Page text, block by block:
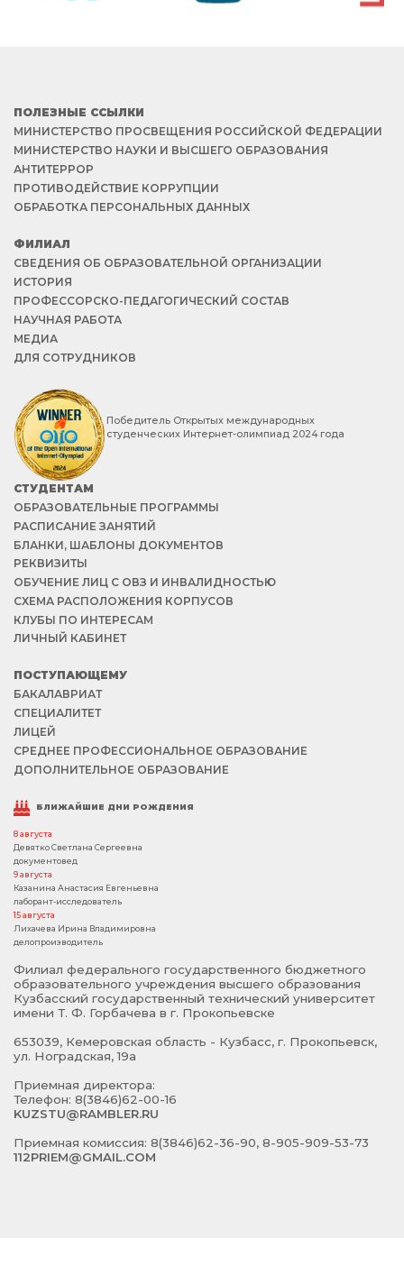
ПОЛЕЗНЫЕ ССЫЛКИ
МИНИСТЕРСТВО ПРОСВЕЩЕНИЯ РОССИЙСКОЙ ФЕДЕРАЦИИ
МИНИСТЕРСТВО НАУКИ И ВЫСШЕГО ОБРАЗОВАНИЯ
АНТИТЕРРОР
ПРОТИВОДЕЙСТВИЕ КОРРУПЦИИ
ОБРАБОТКА ПЕРСОНАЛЬНЫХ ДАННЫХ
ФИЛИАЛ
СВЕДЕНИЯ ОБ ОБРАЗОВАТЕЛЬНОЙ ОРГАНИЗАЦИИ
ИСТОРИЯ
ПРОФЕССОРСКО-ПЕДАГОГИЧЕСКИЙ СОСТАВ
НАУЧНАЯ РАБОТА
МЕДИА
ДЛЯ СОТРУДНИКОВ
Победитель Открытых международных
студенческих Интернет-олимпиад 2024 года
СТУДЕНТАМ
ОБРАЗОВАТЕЛЬНЫЕ ПРОГРАММЫ
РАСПИСАНИЕ ЗАНЯТИЙ
БЛАНКИ, ШАБЛОНЫ ДОКУМЕНТОВ
РЕКВИЗИТЫ
ОБУЧЕНИЕ ЛИЦ С ОВЗ И ИНВАЛИДНОСТЬЮ
СХЕМА РАСПОЛОЖЕНИЯ КОРПУСОВ
КЛУБЫ ПО ИНТЕРЕСАМ
ЛИЧНЫЙ КАБИНЕТ
ПОСТУПАЮЩЕМУ
БАКАЛАВРИАТ
СПЕЦИАЛИТЕТ
ЛИЦЕЙ
СРЕДНЕЕ ПРОФЕССИОНАЛЬНОЕ ОБРАЗОВАНИЕ
ДОПОЛНИТЕЛЬНОЕ ОБРАЗОВАНИЕ
БЛИЖАЙШИЕ ДНИ РОЖДЕНИЯ
8 августа
Девятко Светлана Сергеевна
документовед
9 августа
Казанина Анастасия Евгеньевна
лаборант-исследователь
15 августа
Лихачева Ирина Владимировна
делопроизводитель
Филиал федерального государственного бюджетного
образовательного учреждения высшего образования
Кузбасский государственный технический университет
имени Т. Ф. Горбачева в г. Прокопьевске
653039, Кемеровская область - Кузбасс, г. Прокопьевск,
ул. Ноградская, 19а
Приемная директора:
Телефон: 8(3846)62-00-16
KUZSTU@RAMBLER.RU
Приемная комиссия: 8(3846)62-36-90, 8-905-909-53-73
112PRIEM@GMAIL.COM